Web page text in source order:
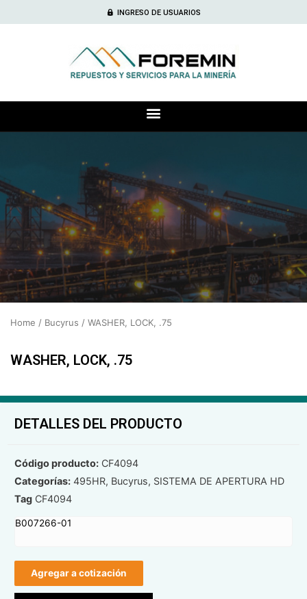
INGRESO DE USUARIOS
Home / Bucyrus / WASHER, LOCK, .75
WASHER, LOCK, .75
DETALLES DEL PRODUCTO
Código producto: CF4094
Categorías: 495HR, Bucyrus, SISTEMA DE APERTURA HD
Tag CF4094
B007266-01
Agregar a cotización